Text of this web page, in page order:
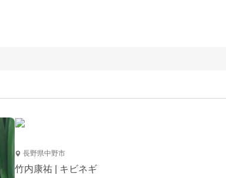
長野県中野市
竹内康祐 | キビネギ